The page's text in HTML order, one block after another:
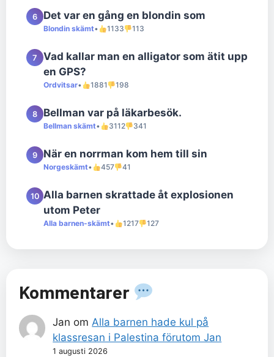
6 Det var en gång en blondin som
Blondin skämt• 1133 113
7
Vad kallar man en alligator som ätit upp
en GPS?
Ordvitsar• 1881 198
8 Bellman var på läkarbesök.
Bellman skämt• 3112 341
9 När en norrman kom hem till sin
Norgeskämt• 457 41
10 Alla barnen skrattade åt explosionen
utom Peter
Alla barnen-skämt• 1217 127
Kommentarer
Jan omAlla barnen hade kul på
klassresan i Palestina förutom Jan
1 augusti 2026